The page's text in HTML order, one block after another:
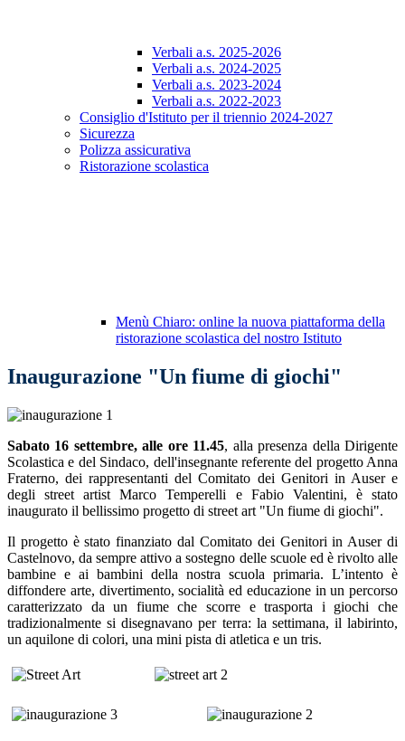
Verbali a.s. 2025-2026
Verbali a.s. 2024-2025
Verbali a.s. 2023-2024
Verbali a.s. 2022-2023
Consiglio d'Istituto per il triennio 2024-2027
Sicurezza
Polizza assicurativa
Ristorazione scolastica
Menù Chiaro: online la nuova piattaforma della
ristorazione scolastica del nostro Istituto
Inaugurazione "Un fiume di giochi"
Sabato 16 settembre, alle ore 11.45, alla presenza della Dirigente
Scolastica e del Sindaco, dell'insegnante referente del progetto Anna
Fraterno, dei rappresentanti del Comitato dei Genitori in Auser e
deglistreet artist Marco Temperelli e Fabio Valentini, è stato
inaugurato il bellissimo progetto di street art "Un fiume di giochi".
Il progetto è stato finanziato dal Comitato dei Genitori in Auser di
Castelnovo, da sempre attivo a sostegno delle scuole ed è rivolto alle
bambine e ai bambini della nostra scuola primaria. L’intento è
diffondere arte, divertimento, socialità ed educazione in un percorso
caratterizzato da un fiume che scorre e trasporta i giochi che
tradizionalmente si disegnavano per terra: la settimana, il labirinto,
un aquilone di colori, una mini pista di atletica e un tris.